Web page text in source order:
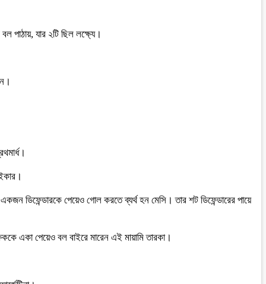
পাঠায়, যার ২টি ছিল লক্ষ্যে।
ডিফেন্ডারকে পেয়েও গোল করতে ব্যর্থ হন মেসি। তার শট ডিফেন্ডারের পায়ে
একা পেয়েও বল বাইরে মারেন এই মায়ামি তারকা।